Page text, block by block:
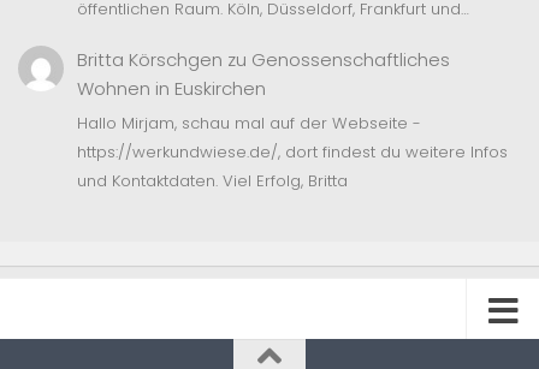
öffentlichen Raum. Köln, Düsseldorf, Frankfurt und…
Britta Körschgen zu Genossenschaftliches
Wohnen in Euskirchen
Hallo Mirjam, schau mal auf der Webseite -
https://werkundwiese.de/, dort findest du weitere Infos
und Kontaktdaten. Viel Erfolg, Britta